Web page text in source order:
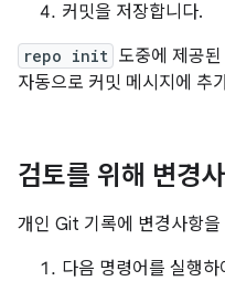
커밋을 저장합니다.
repo init 도중에 제공
자동으로 커밋 메시지에 추
검토를 위해 변경
개인 Git 기록에 변경사항
다음 명령어를 실행